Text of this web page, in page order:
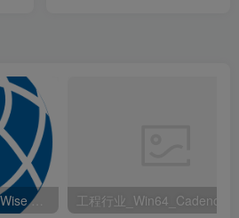
工程行业_Win64_PointWise 18.6 R2 x64资源下载地址_百度网盘迅雷BT